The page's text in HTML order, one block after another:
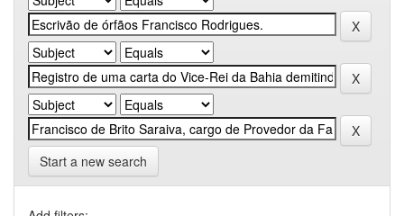
Start a new search